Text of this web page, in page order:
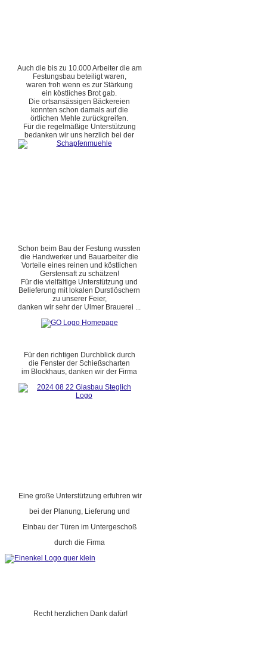
Auch die bis zu 10.000 Arbeiter die am
Festungsbau beteiligt waren,
waren froh wenn es zur Stärkung
ein köstliches Brot gab.
Die ortsansässigen Bäckereien
konnten schon damals auf die
örtlichen Mehle zurückgreifen.
Für die regelmäßige Unterstützung
bedanken wir uns herzlich bei der
Schon beim Bau der Festung wussten
die Handwerker und Bauarbeiter die
Vorteile eines reinen und köstlichen
Gerstensaft zu schätzen!
Für die vielfältige Unterstützung und
Belieferung mit lokalen Durstlöschern
zu unserer Feier,
danken wir sehr der Ulmer Brauerei ...
Für den richtigen Durchblick durch
die Fenster der Schießscharten
im Blockhaus, danken wir der Firma
Eine große Unterstützung erfuhren wir
bei der Planung, Lieferung und
Einbau der Türen im Untergeschoß
durch die Firma
Recht herzlichen Dank dafür!